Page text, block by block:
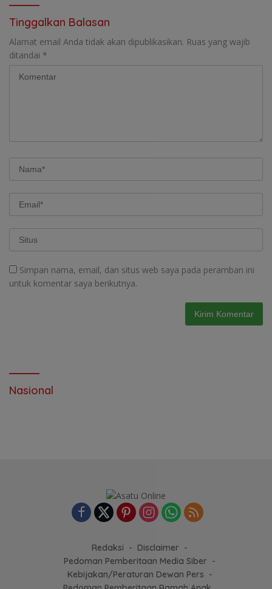
Tinggalkan Balasan
Alamat email Anda tidak akan dipublikasikan. Ruas yang wajib
ditandai *
Simpan nama, email, dan situs web saya pada peramban ini
untuk komentar saya berikutnya.
Nasional
Redaksi
Disclaimer
Pedoman Pemberitaan Media Siber
Kebijakan/Peraturan Dewan Pers